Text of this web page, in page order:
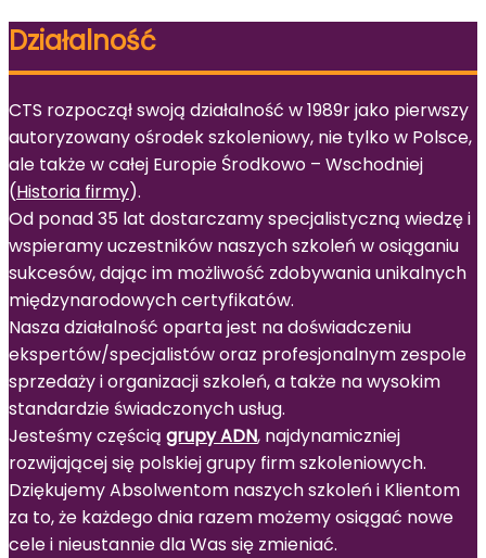
Działalność
CTS rozpoczął swoją działalność w 1989r jako pierwszy
autoryzowany ośrodek szkoleniowy, nie tylko w Polsce,
ale także w całej Europie Środkowo – Wschodniej
(Historia firmy).
Od ponad 35 lat dostarczamy specjalistyczną wiedzę i
wspieramy uczestników naszych szkoleń w osiąganiu
sukcesów, dając im możliwość zdobywania unikalnych
międzynarodowych certyfikatów.
Nasza działalność oparta jest na doświadczeniu
ekspertów/specjalistów oraz profesjonalnym zespole
sprzedaży i organizacji szkoleń, a także na wysokim
standardzie świadczonych usług.
Jesteśmy częścią grupy ADN, najdynamiczniej
rozwijającej się polskiej grupy firm szkoleniowych.
Dziękujemy Absolwentom naszych szkoleń i Klientom
za to, że każdego dnia razem możemy osiągać nowe
cele i nieustannie dla Was się zmieniać.